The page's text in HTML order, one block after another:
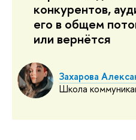
конкурентов,
его в общем
или вернётся
Захарова
Школа